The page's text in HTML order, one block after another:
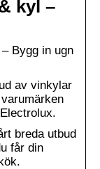
kyl –
Bygg in ugn
av vinkylar
breda utbud
får din